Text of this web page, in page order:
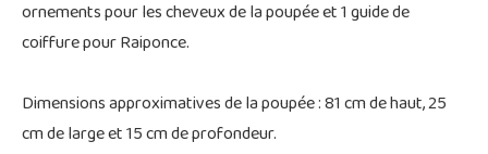
ornements pour les cheveux de la poupée et 1 guide de
coiffure pour Raiponce.
Dimensions approximatives de la poupée : 81 cm de haut, 25
cm de large et 15 cm de profondeur.